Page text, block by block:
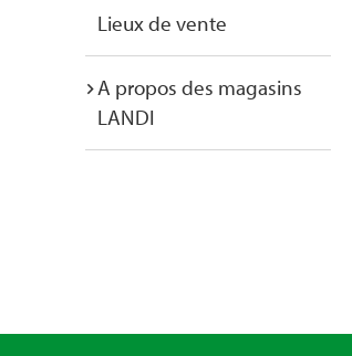
Lieux de vente
A propos des magasins
LANDI